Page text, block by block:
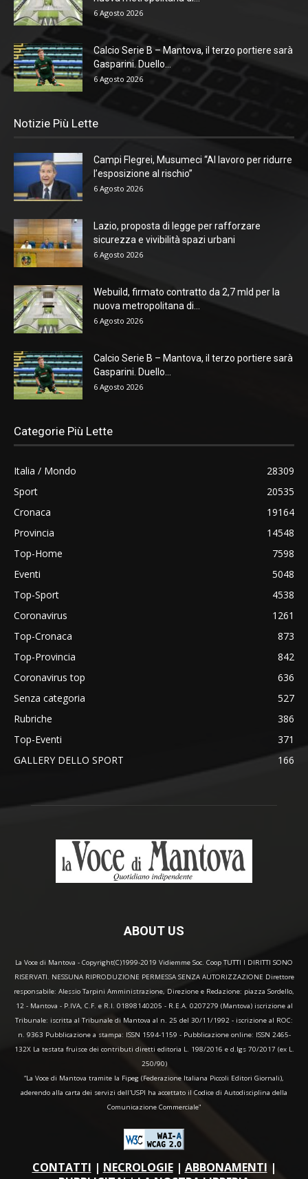
6 Agosto 2026
Calcio Serie B – Mantova, il terzo portiere sarà
Gasparini. Duello...
6 Agosto 2026
Notizie Più Lette
Campi Flegrei, Musumeci “Al lavoro per ridurre
l’esposizione al rischio”
6 Agosto 2026
Lazio, proposta di legge per rafforzare
sicurezza e vivibilità spazi urbani
6 Agosto 2026
Webuild, firmato contratto da 2,7 mld per la
nuova metropolitana di...
6 Agosto 2026
Calcio Serie B – Mantova, il terzo portiere sarà
Gasparini. Duello...
6 Agosto 2026
Categorie Più Lette
Italia / Mondo
28309
Sport
20535
Cronaca
19164
Provincia
14548
Top-Home
7598
Eventi
5048
Top-Sport
4538
Coronavirus
1261
Top-Cronaca
873
Top-Provincia
842
Coronavirus top
636
Senza categoria
527
Rubriche
386
Top-Eventi
371
GALLERY DELLO SPORT
166
ABOUT US
La Voce di Mantova - Copyright(C)1999-2019 Vidiemme Soc. Coop TUTTI I DIRITTI SONO
RISERVATI. NESSUNA RIPRODUZIONE PERMESSA SENZA AUTORIZZAZIONE Direttore
responsabile: Alessio Tarpini Amministrazione, Direzione e Redazione: piazza Sordello,
12 - Mantova - P.IVA, C.F. e R.I. 01898140205 - R.E.A. 0207279 (Mantova) iscrizione al
Tribunale: iscritta al Tribunale di Mantova al n. 25 del 30/11/1992 - iscrizione al ROC:
n. 9363 Pubblicazione a stampa: ISSN 1594-1159 - Pubblicazione online: ISSN 2465-
132X La testata fruisce dei contributi diretti editoria L. 198/2016 e d.lgs 70/2017 (ex L.
250/90)
“La Voce di Mantova tramite la Fipeg (Federazione Italiana Piccoli Editori Giornali),
aderendo alla carta dei servizi dell'USPI ha accettato il Codice di Autodisciplina della
Comunicazione Commerciale"
CONTATTI | NECROLOGIE| ABBONAMENTI |